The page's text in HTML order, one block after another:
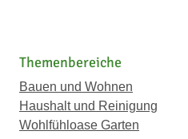
Themenbereiche
Bauen und Wohnen
Haushalt und Reinigung
Wohlfühloase Garten